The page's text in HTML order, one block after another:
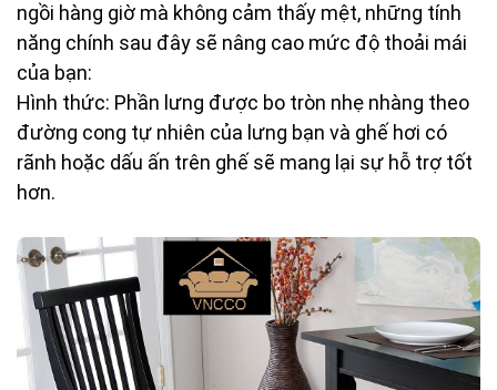
ngồi hàng giờ mà không cảm thấy mệt, những tính
năng chính sau đây sẽ nâng cao mức độ thoải mái
của bạn:
Hình thức: Phần lưng được bo tròn nhẹ nhàng theo
đường cong tự nhiên của lưng bạn và ghế hơi có
rãnh hoặc dấu ấn trên ghế sẽ mang lại sự hỗ trợ tốt
hơn.